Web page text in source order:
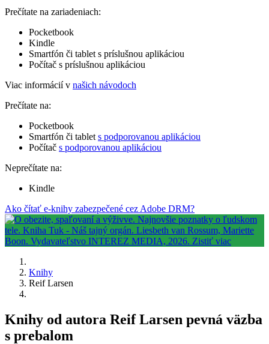
Prečítate na zariadeniach:
Pocketbook
Kindle
Smartfón či tablet s príslušnou aplikáciou
Počítač s príslušnou aplikáciou
Viac informácií v našich návodoch
Prečítate na:
Pocketbook
Smartfón či tablet s podporovanou aplikáciou
Počítač s podporovanou aplikáciou
Neprečítate na:
Kindle
Ako čítať e-knihy zabezpečené cez Adobe DRM?
Knihy
Reif Larsen
Knihy od autora Reif Larsen pevná väzba
s prebalom